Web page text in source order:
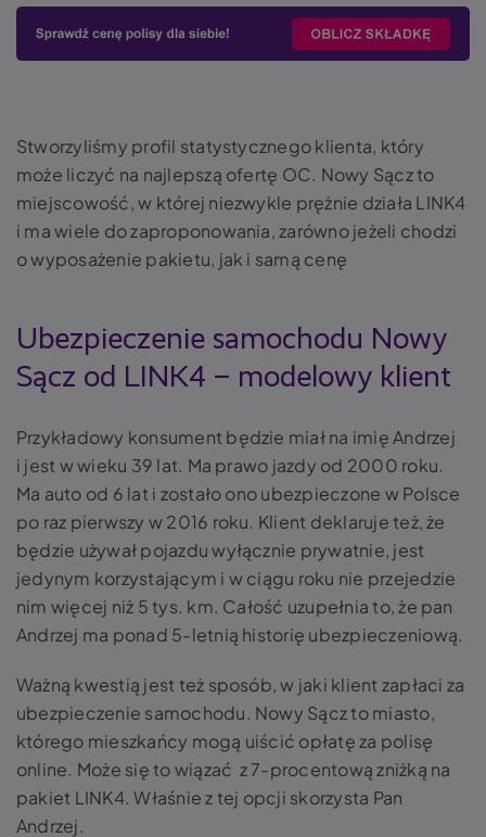
Stworzyliśmy profil statystycznego klienta, który
może liczyć na najlepszą ofertę OC. Nowy Sącz to
miejscowość, w której niezwykle prężnie działa LINK4
i ma wiele do zaproponowania, zarówno jeżeli chodzi
o wyposażenie pakietu, jak i samą cenę
Ubezpieczenie samochodu Nowy
Sącz od LINK4 – modelowy klient
Przykładowy konsument będzie miał na imię Andrzej
i jest w wieku 39 lat. Ma prawo jazdy od 2000 roku.
Ma auto od 6 lat i zostało ono ubezpieczone w Polsce
po raz pierwszy w 2016 roku. Klient deklaruje też, że
będzie używał pojazdu wyłącznie prywatnie, jest
jedynym korzystającym i w ciągu roku nie przejedzie
nim więcej niż 5 tys. km. Całość uzupełnia to, że pan
Andrzej ma ponad 5-letnią historię ubezpieczeniową.
Ważną kwestią jest też sposób, w jaki klient zapłaci za
ubezpieczenie samochodu. Nowy Sącz to miasto,
którego mieszkańcy mogą uiścić opłatę za polisę
online. Może się to wiązać z 7-procentową zniżką na
pakiet LINK4. Właśnie z tej opcji skorzysta Pan
Andrzej.